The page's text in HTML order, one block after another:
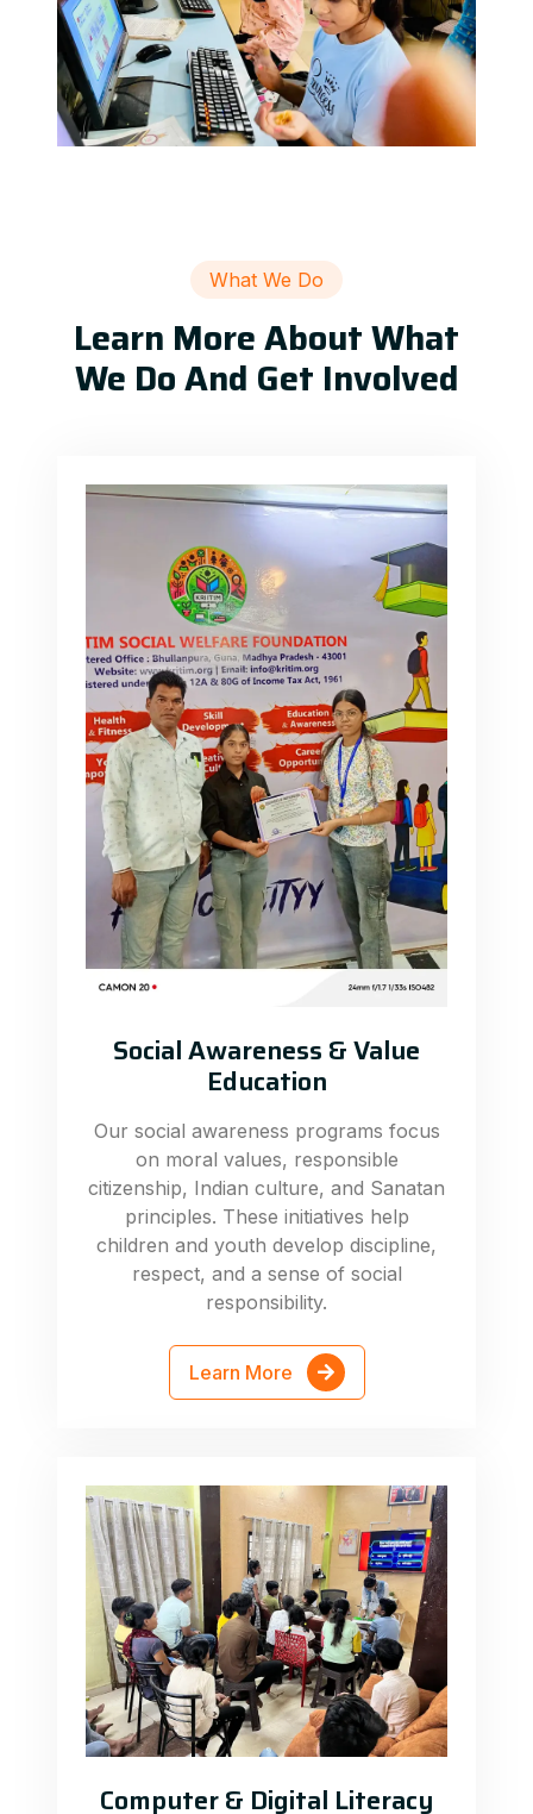
What We Do
Learn More About What
We Do And Get Involved
Social Awareness & Value
Education
Our social awareness programs focus
on moral values, responsible
citizenship, Indian culture, and Sanatan
principles. These initiatives help
children and youth develop discipline,
respect, and a sense of social
responsibility.
Learn More
Computer & Digital Literacy